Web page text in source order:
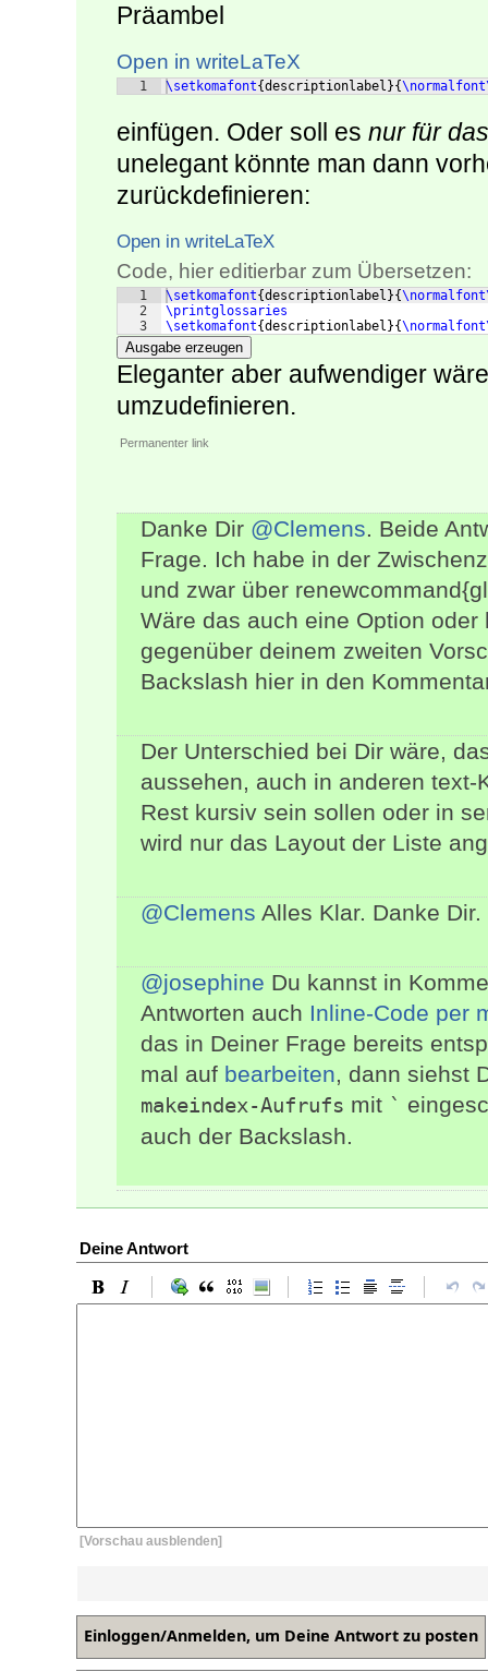
Präambel
Open in writeLaTeX
1 \setkomafont{descriptionlabel }{
einfügen. Oder soll es nur für
unelegant könnte man dann
zurückdefinieren:
Open in writeLaTeX
Code, hier editierbar zum Übersetzen:
1
2
3
\setkomafont{descriptionlabel }{
\printglossaries
\setkomafont{descriptionlabel }{
Ausgabe erzeugen
Eleganter aber aufwendiger
umzudefinieren.
Permanenter link
Danke Dir @Clemens. Beide
Frage. Ich habe in der
und zwar über
Wäre das auch eine Option
gegenüber deinem zweiten
Backslash hier in den
Der Unterschied bei Dir wäre,
aussehen, auch in anderen
Rest kursiv sein sollen oder in
wird nur das Layout der Liste
@Clemens Alles Klar. Danke Dir.
@josephine Du kannst in
Antworten auch Inline-Code per
das in Deiner Frage bereits
mal auf bearbeiten, dann siehst
makeindex-Aufrufs mit `
auch der Backslash.
Deine Antwort
[Vorschau ausblenden]